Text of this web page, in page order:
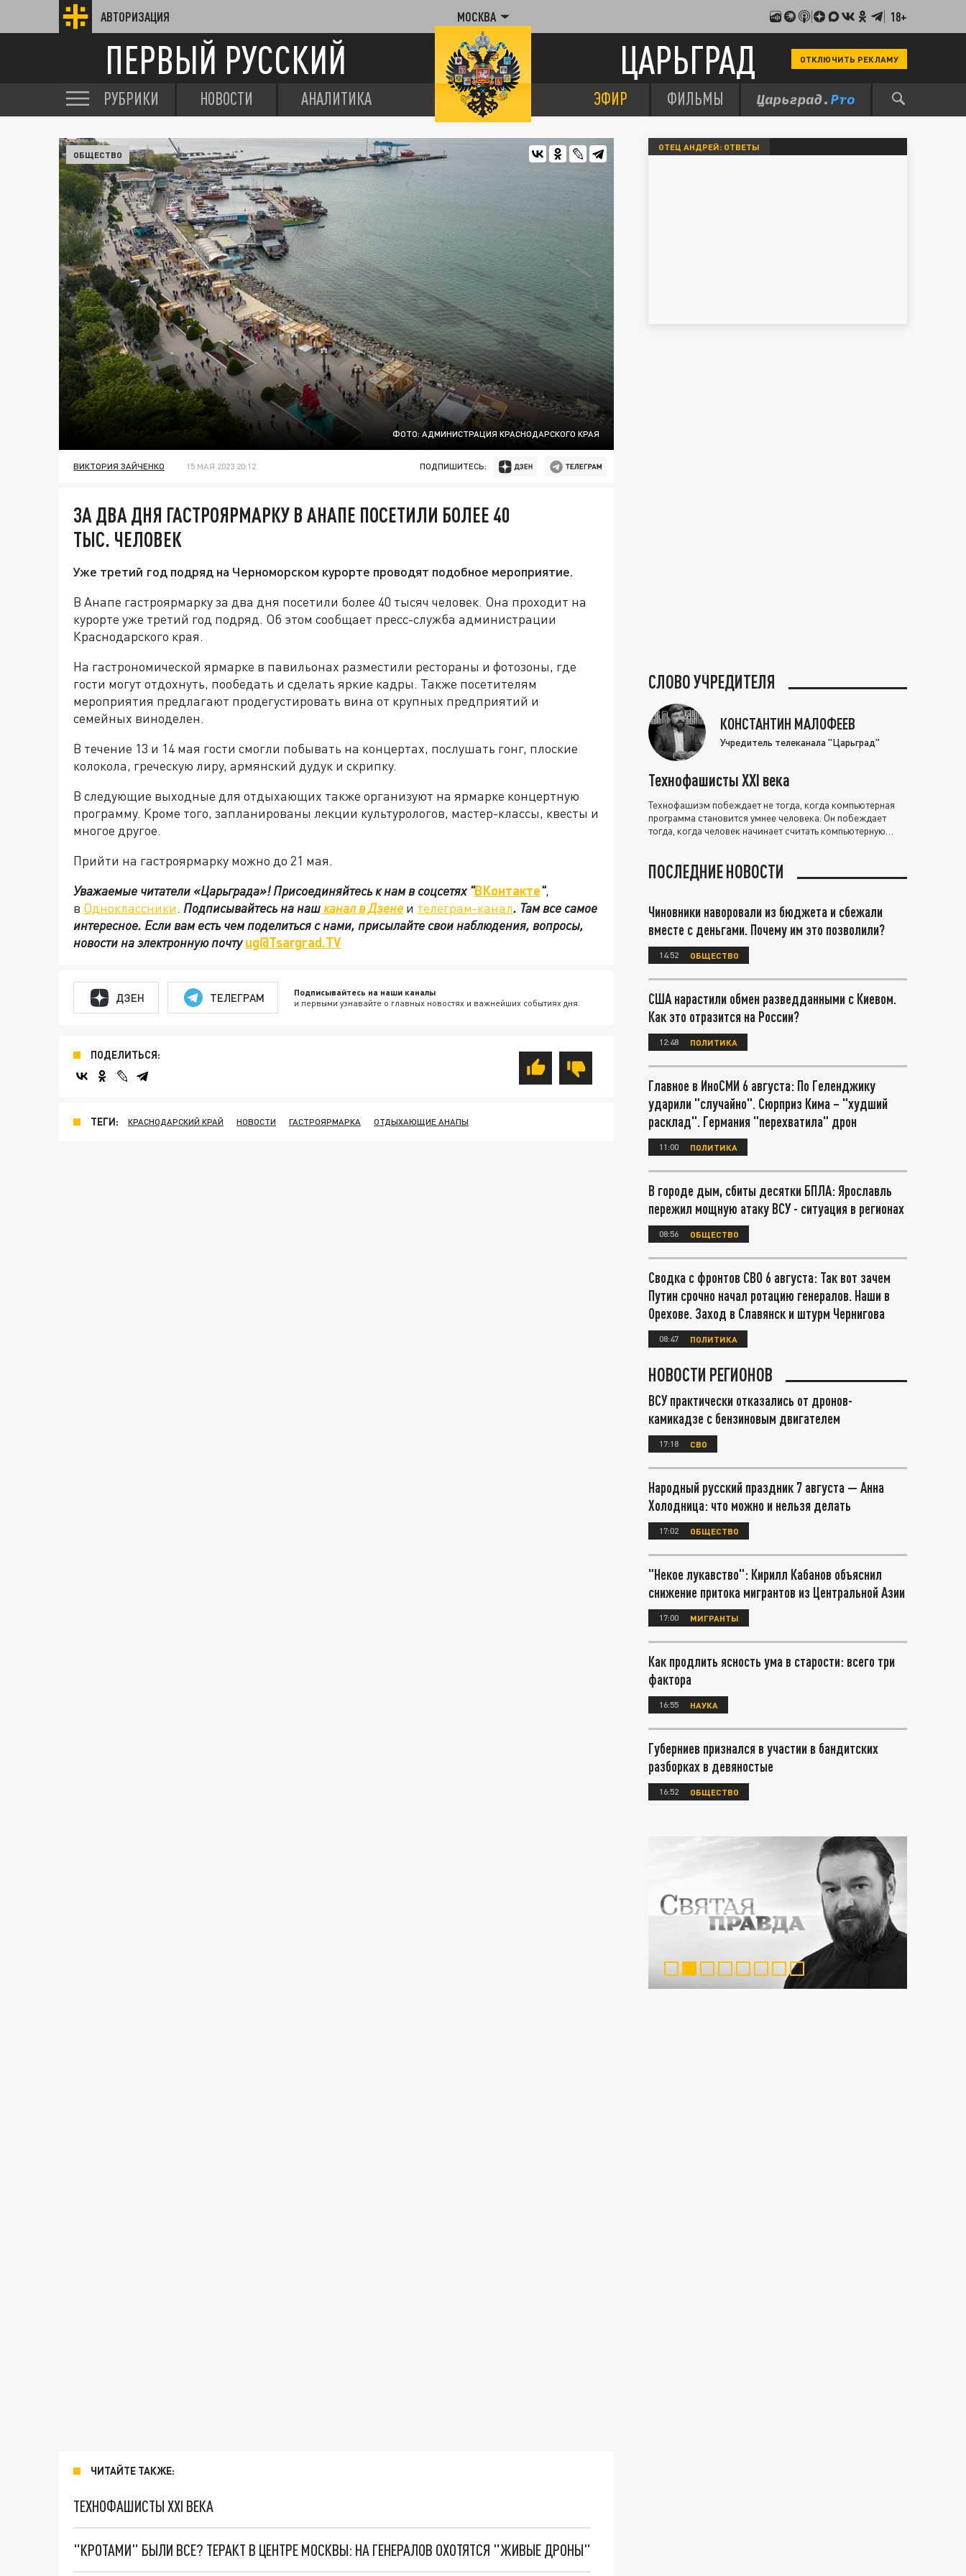
АВТОРИЗАЦИЯ МОСКВА 18+
ПЕРВЫЙ РУССКИЙ ЦАРЬГРАД ОТКЛЮЧИТЬ РЕКЛАМУ
РУБРИКИ НОВОСТИ АНАЛИТИКА ЭФИР ФИЛЬМЫ
ФОТО: АДМИНИСТРАЦИЯ КРАСНОДАРСКОГО КРАЯ
ОБЩЕСТВО
ВИКТОРИЯ ЗАЙЧЕНКО 15 МАЯ 2023 20:12 ПОДПИШИТЕСЬ:
ЗА ДВА ДНЯ ГАСТРОЯРМАРКУ В АНАПЕ ПОСЕТИЛИ БОЛЕЕ 40
ТЫС. ЧЕЛОВЕК
Уже третий год подряд на Черноморском курорте проводят подобное мероприятие.
В Анапе гастроярмарку за два дня посетили более 40 тысяч человек. Она проходит на
курорте уже третий год подряд. Об этом сообщает пресс-служба администрации
Краснодарского края.
На гастрономической ярмарке в павильонах разместили рестораны и фотозоны, где
гости могут отдохнуть, пообедать и сделать яркие кадры. Также посетителям
мероприятия предлагают продегустировать вина от крупных предприятий и
семейных виноделен.
В течение 13 и 14 мая гости смогли побывать на концертах, послушать гонг, плоские
колокола, греческую лиру, армянский дудук и скрипку.
В следующие выходные для отдыхающих также организуют на ярмарке концертную
программу. Кроме того, запланированы лекции культурологов, мастер-классы, квесты и
многое другое.
Прийти на гастроярмарку можно до 21 мая.
Уважаемые читатели «Царьграда»!Присоединяйтесь к нам в соцсетях"ВКонтакте",
в Одноклассники. Подписывайтесь на нашканал в Дзене и телеграм-канал. Там все самое
интересное. Если вам есть чем поделиться с нами, присылайте свои наблюдения, вопросы,
новости на электронную почтуug@Tsargrad.TV
ДЗЕН ТЕЛЕГРАМ Подписывайтесь на наши каналы
и первыми узнавайте о главных новостях и важнейших событиях дня.
ПОДЕЛИТЬСЯ:
ТЕГИ: КРАСНОДАРСКИЙ КРАЙ НОВОСТИ ГАСТРОЯРМАРКА ОТДЫХАЮЩИЕ АНАПЫ
ЧИТАЙТЕ ТАКЖЕ:
ТЕХНОФАШИСТЫ XXI ВЕКА
"КРОТАМИ" БЫЛИ ВСЕ? ТЕРАКТ В ЦЕНТРЕ МОСКВЫ: НА ГЕНЕРАЛОВ ОХОТЯТСЯ "ЖИВЫЕ ДРОНЫ"
ОТЕЦ АНДРЕЙ: ОТВЕТЫ
СЛОВО УЧРЕДИТЕЛЯ
КОНСТАНТИН МАЛОФЕЕВ
Учредитель телеканала "Царьград"
Технофашисты XXI века
Технофашизм побеждает не тогда, когда компьютерная
программа становится умнее человека. Он побеждает
тогда, когда человек начинает считать компьютерную
ПОСЛЕДНИЕ НОВОСТИ
Чиновники наворовали из бюджета и сбежали
вместе с деньгами. Почему им это позволили?
14:52 ОБЩЕСТВО
США нарастили обмен разведданными с Киевом.
Как это отразится на России?
12:48 ПОЛИТИКА
Главное в ИноСМИ 6 августа: По Геленджику
ударили "случайно". Сюрприз Кима – "худший
расклад". Германия "перехватила" дрон
11:00 ПОЛИТИКА
В городе дым, сбиты десятки БПЛА: Ярославль
пережил мощную атаку ВСУ - ситуация в регионах
08:56 ОБЩЕСТВО
Сводка с фронтов СВО 6 августа: Так вот зачем
Путин срочно начал ротацию генералов. Наши в
Орехове. Заход в Славянск и штурм Чернигова
08:47 ПОЛИТИКА
НОВОСТИ РЕГИОНОВ
ВСУ практически отказались от дронов-
камикадзе с бензиновым двигателем
17:18 СВО
Народный русский праздник 7 августа — Анна
Холодница: что можно и нельзя делать
17:02 ОБЩЕСТВО
"Некое лукавство": Кирилл Кабанов объяснил
снижение притока мигрантов из Центральной Азии
17:00 МИГРАНТЫ
Как продлить ясность ума в старости: всего три
фактора
16:55 НАУКА
Губерниев признался в участии в бандитских
разборках в девяностые
16:52 ОБЩЕСТВО